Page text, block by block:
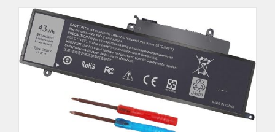
€34,45
Detail In den Warenkorb